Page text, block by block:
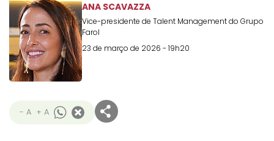
ANA SCAVAZZA
Vice-presidente de Talent Management do Grupo
Farol
23 de março de 2026 - 19h20
- A + A